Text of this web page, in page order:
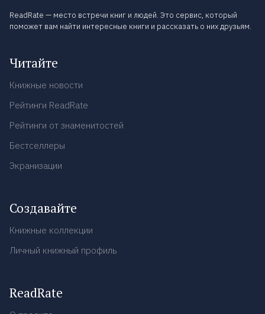
ReadRate — место встречи книг и людей. Это сервис, который
поможет вам найти интересные книги и рассказать о них друзьям.
Читайте
Книжные новости
Рейтинги ReadRate
Рейтинги от знаменитостей
Бестселлеры
Экранизации
Создавайте
Книжные коллекции
Личный книжный профиль
ReadRate